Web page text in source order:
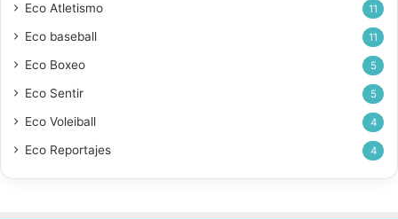
Eco Atletismo 11
Eco baseball 11
Eco Boxeo 5
Eco Sentir 5
Eco Voleiball 4
Eco Reportajes 4